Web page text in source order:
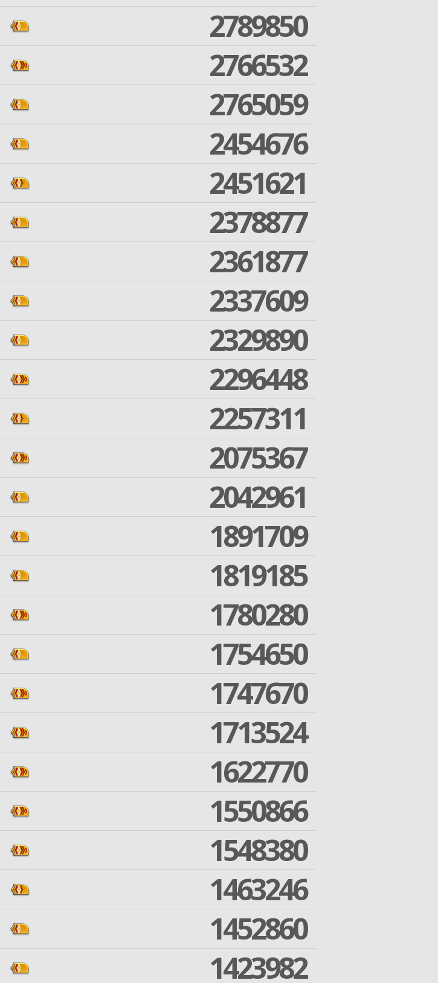
2789850
2766532
2765059
2454676
2451621
2378877
2361877
2337609
2329890
2296448
2257311
2075367
2042961
1891709
1819185
1780280
1754650
1747670
1713524
1622770
1550866
1548380
1463246
1452860
1423982